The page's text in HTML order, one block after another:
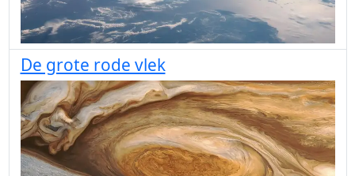
De grote rode vlek